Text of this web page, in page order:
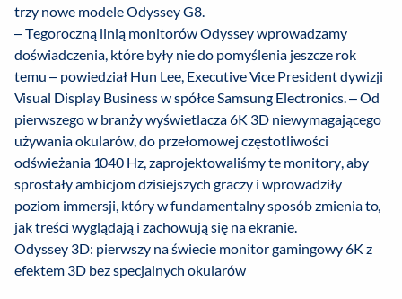
trzy nowe modele Odyssey G8.
– Tegoroczną linią monitorów Odyssey wprowadzamy
doświadczenia, które były nie do pomyślenia jeszcze rok
temu – powiedział Hun Lee, Executive Vice President dywizji
Visual Display Business w spółce Samsung Electronics. – Od
pierwszego w branży wyświetlacza 6K 3D niewymagającego
używania okularów, do przełomowej częstotliwości
odświeżania 1040 Hz, zaprojektowaliśmy te monitory, aby
sprostały ambicjom dzisiejszych graczy i wprowadziły
poziom immersji, który w fundamentalny sposób zmienia to,
jak treści wyglądają i zachowują się na ekranie.
Odyssey 3D: pierwszy na świecie monitor gamingowy 6K z
efektem 3D bez specjalnych okularów